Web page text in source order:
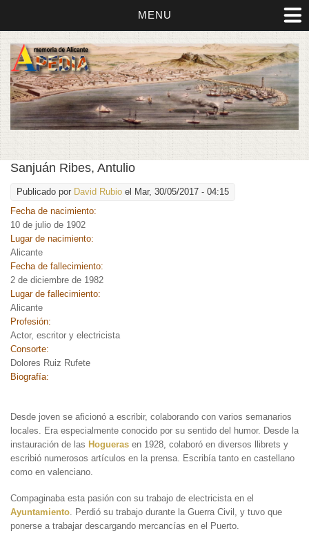
MENU
Sanjuán Ribes, Antulio
Publicado por David Rubio el Mar, 30/05/2017 - 04:15
Fecha de nacimiento:
10 de julio de 1902
Lugar de nacimiento:
Alicante
Fecha de fallecimiento:
2 de diciembre de 1982
Lugar de fallecimiento:
Alicante
Profesión:
Actor, escritor y electricista
Consorte:
Dolores Ruiz Rufete
Biografía:
Desde joven se aficionó a escribir, colaborando con varios semanarios
locales. Era especialmente conocido por su sentido del humor. Desde la
instauración de las Hogueras en 1928, colaboró en diversos llibrets y
escribió numerosos artículos en la prensa. Escribía tanto en castellano
como en valenciano.
Compaginaba esta pasión con su trabajo de electricista en el
Ayuntamiento . Perdió su trabajo durante la Guerra Civil, y tuvo que
ponerse a trabajar descargando mercancías en el Puerto.